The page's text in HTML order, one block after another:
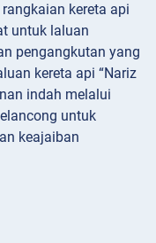
kereta api
untuk laluan
pengangkutan yang
kereta api “Nariz
indah melalui
untuk
keajaiban